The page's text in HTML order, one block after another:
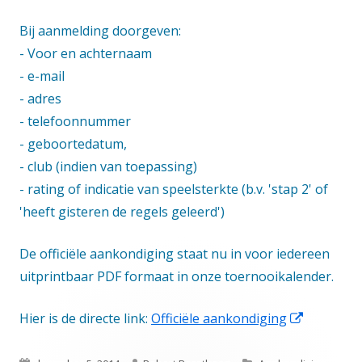
Bij aanmelding doorgeven:
- Voor en achternaam
- e-mail
- adres
- telefoonnummer
- geboortedatum,
- club (indien van toepassing)
- rating of indicatie van speelsterkte (b.v. 'stap 2' of
'heeft gisteren de regels geleerd')
De officiële aankondiging staat nu in voor iedereen
uitprintbaar PDF formaat in onze toernooikalender.
Hier is de directe link: Officiële aankondiging